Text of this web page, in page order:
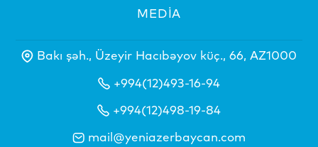
MEDİA
Bakı şəh., Üzeyir Hacıbəyov küç., 66, AZ1000
+994(12)493-16-94
+994(12)498-19-84
mail@yeniazerbaycan.com